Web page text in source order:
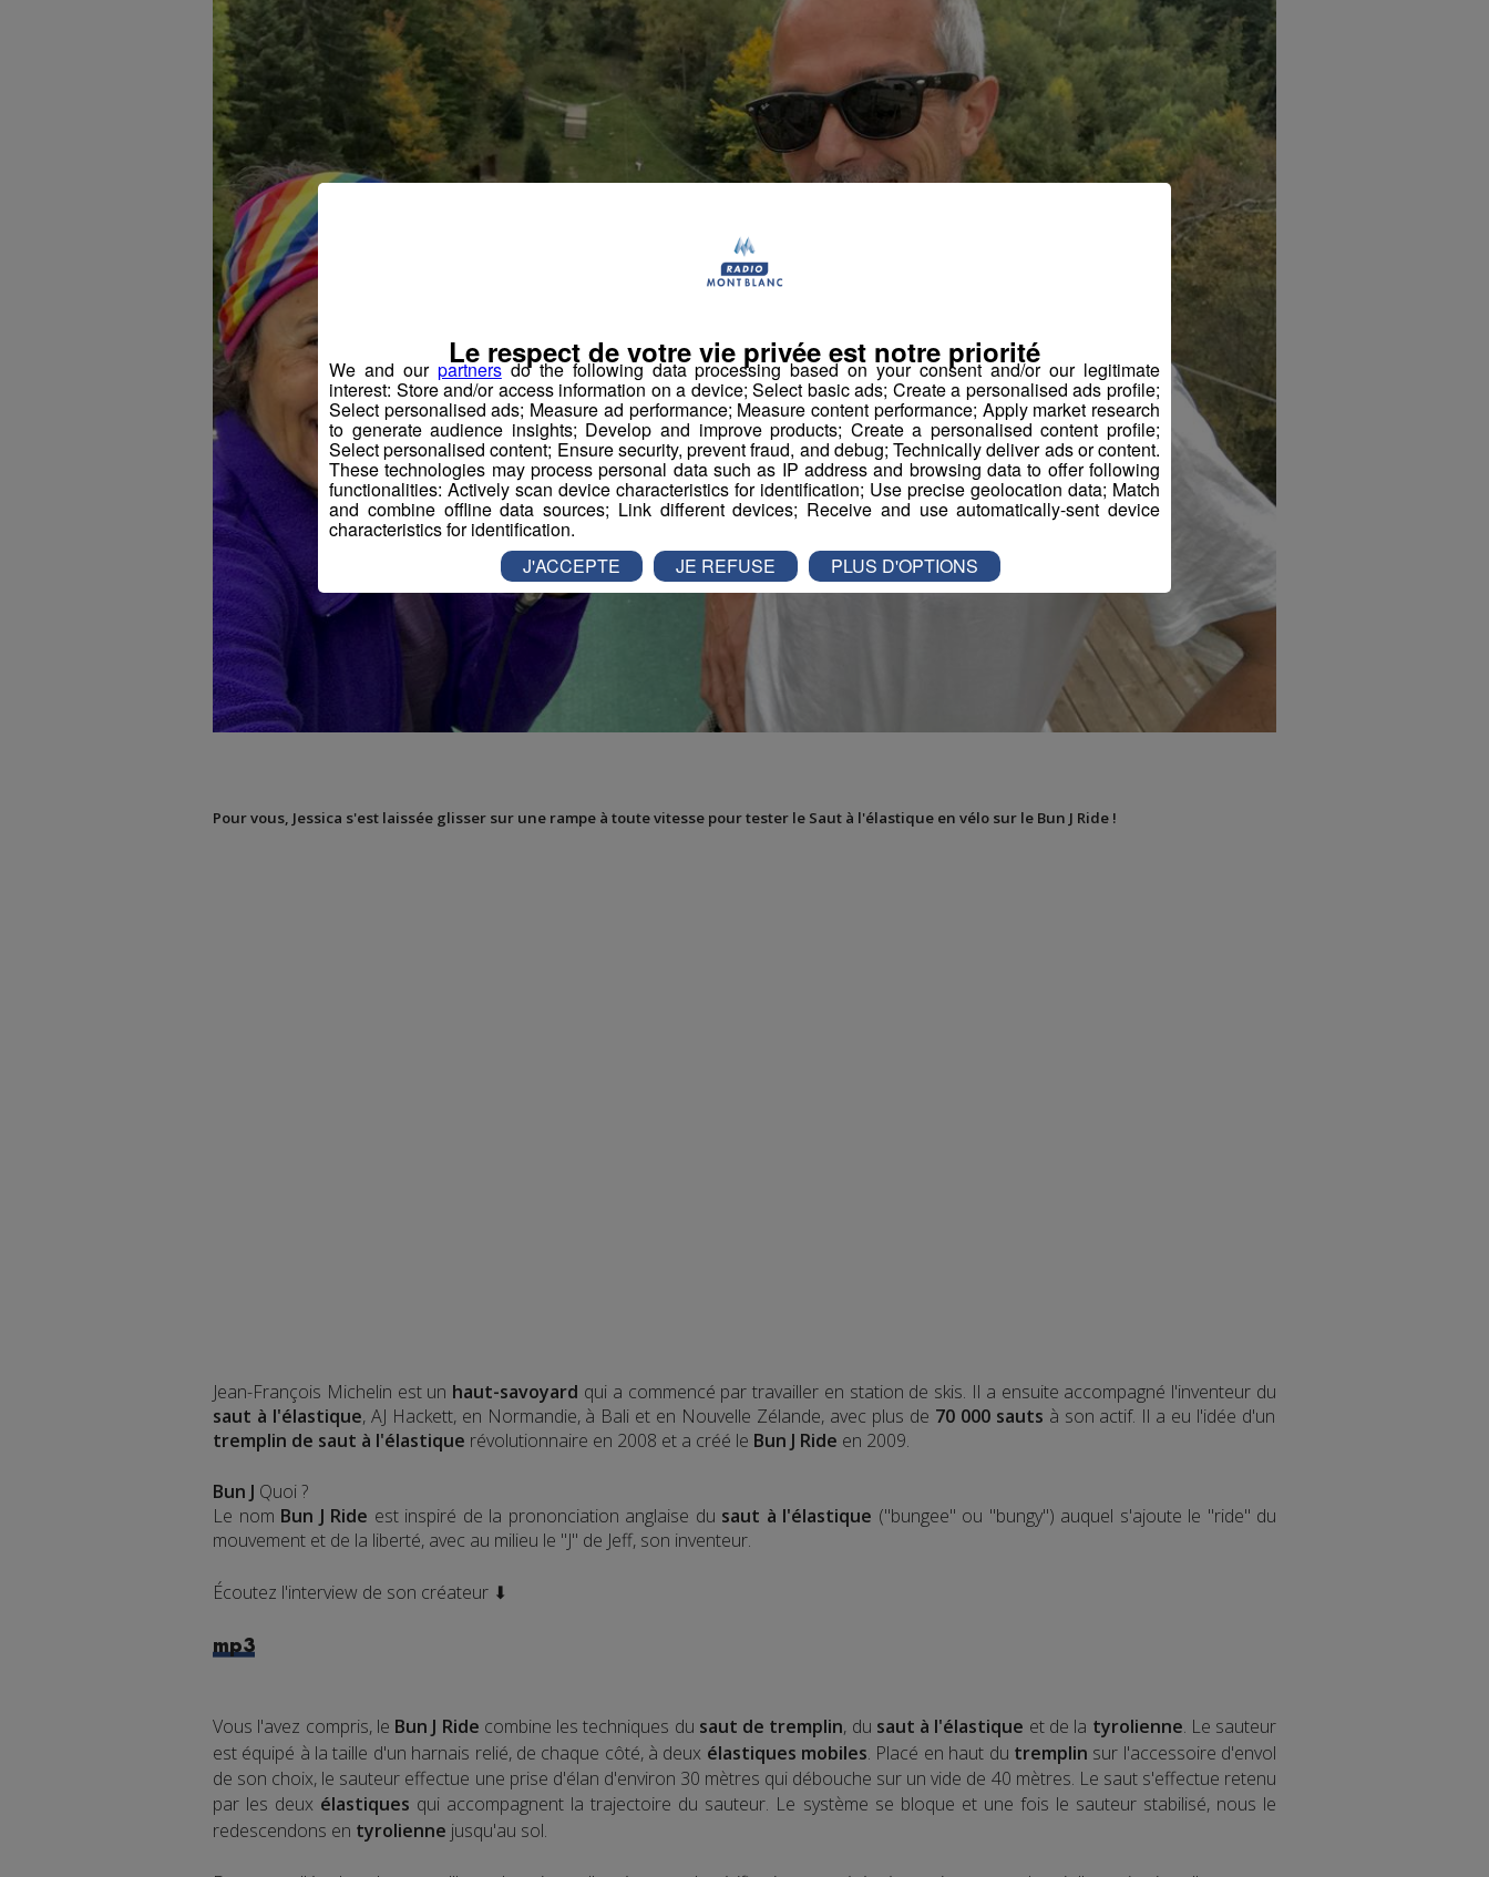
Pour vous, Jessica s'est laissée glisser sur une rampe à toute vitesse pour tester le Saut à l'élastique en vélo sur le Bun J Ride !
Jean-François Michelin est un haut-savoyard qui a commencé par travailler en station de skis. Il a ensuite accompagné l'inventeur du
saut à l'élastique, AJ Hackett, en Normandie, à Bali et en Nouvelle Zélande, avec plus de 70 000 sauts à son actif. Il a eu l'idée d'un
tremplin de saut à l'élastique révolutionnaire en 2008 et a créé le Bun J Ride en 2009.
Bun J Quoi ?
Le nom Bun J Ride est inspiré de la prononciation anglaise du saut à l'élastique ("bungee" ou "bungy") auquel s'ajoute le "ride" du
mouvement et de la liberté, avec au milieu le "J" de Jeff, son inventeur.
Écoutez l'interview de son créateur ⬇
mp3
Vous l'avez compris, le Bun J Ride combine les techniques du saut de tremplin, du saut à l'élastique et de la tyrolienne. Le sauteur
est équipé à la taille d'un harnais relié, de chaque côté, à deux élastiques mobiles. Placé en haut du tremplin sur l'accessoire d'envol
de son choix, le sauteur effectue une prise d'élan d'environ 30 mètres qui débouche sur un vide de 40 mètres. Le saut s'effectue retenu
par les deux élastiques qui accompagnent la trajectoire du sauteur. Le système se bloque et une fois le sauteur stabilisé, nous le
redescendons en tyrolienne jusqu'au sol.
We and our partnersdo the following data processing based on your consent and/or our legitimate
interest: Store and/or access information on a device; Select basic ads; Create a personalised ads profile;
Select personalised ads; Measure ad performance; Measure content performance; Apply market research
to generate audience insights; Develop and improve products; Create a personalised content profile;
Select personalised content; Ensure security, prevent fraud, and debug; Technically deliver ads or content.
These technologies may process personal data such as IP address and browsing data to offer following
functionalities: Actively scan device characteristics for identification; Use precise geolocation data; Match
and combine offline data sources; Link different devices; Receive and use automatically-sent device
characteristics for identification.
Le respect de votre vie privée est notre priorité
J'ACCEPTE JE REFUSE PLUS D'OPTIONS